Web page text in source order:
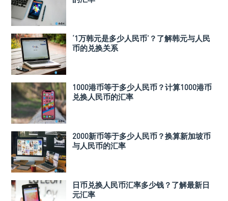
‘1万韩元是多少人民币’？了解韩元与人民
币的兑换关系
1000港币等于多少人民币？计算1000港币
兑换人民币的汇率
2000新币等于多少人民币？换算新加坡币
与人民币的汇率
日币兑换人民币汇率多少钱？了解最新日
元汇率